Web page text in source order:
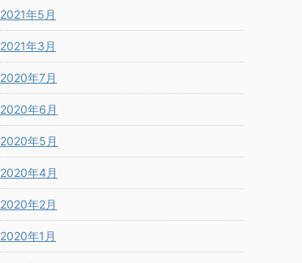
2021年5月
2021年3月
2020年7月
2020年6月
2020年5月
2020年4月
2020年2月
2020年1月